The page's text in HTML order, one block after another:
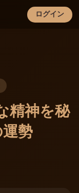
ログイン
×
精神を秘
勢